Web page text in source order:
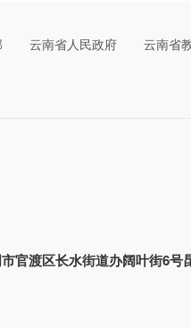
云南省人民政府 云南省
官渡区长水街道办阔叶街6号